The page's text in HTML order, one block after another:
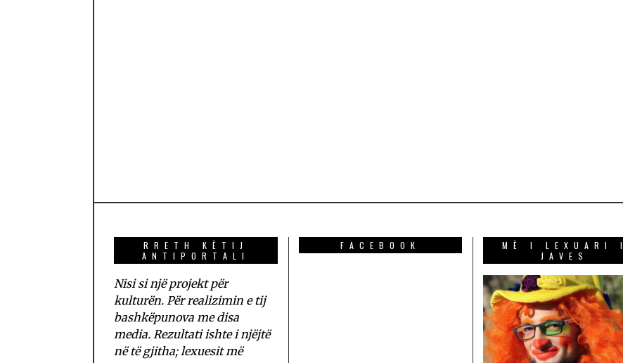
RRETH KËTIJ
ANTIPORTALI
Nisi si një projekt për
kulturën. Për realizimin e tij
bashkëpunova me disa
media. Rezultati ishte i njëjtë
në të gjitha; lexuesit më
FACEBOOK
MË I LEXUARI I
JAVES